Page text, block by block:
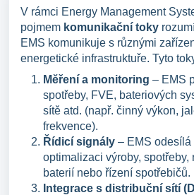
V rámci Energy Management
pojmem komunikační toky
EMS komunikuje s různými
energetické infrastruktuře. Tyto
Měření a monitoring – EMS
spotřeby, FVE, bateriových
sítě atd. (např. činný výkon,
frekvence).
Řídicí signály – EMS odesílá
optimalizaci výroby,
baterií nebo řízení spotřebičů.
Integrace s distribuční sítí